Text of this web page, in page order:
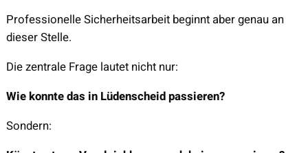
Professionelle Sicherheitsarbeit beginnt aber genau an
dieser Stelle.
Die zentrale Frage lautet nicht nur:
Wie konnte das in Lüdenscheid passieren?
Sondern: